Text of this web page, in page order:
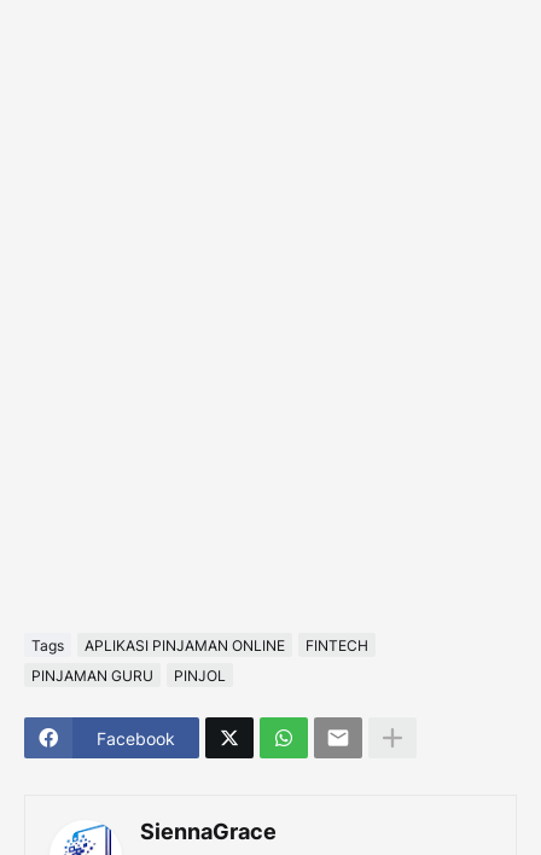
Tags APLIKASI PINJAMAN ONLINE
FINTECH
PINJAMAN GURU
PINJOL
Facebook
SiennaGrace